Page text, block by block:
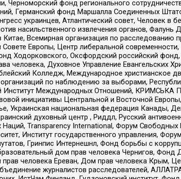
фонд регионального
Германский фонд Маршалла Соединенных
украинцев, Атлантический совет, Человек в
насильственного извлечения органов, Фалунь
Всемирная организация по расследованию
Европы, Центр либеральной
Ходорковского, Оксфордский российский
Духовное Управление Евангельских
Колледж, Международное христианское
по наблюдению за выборами,
Институт Международных Отношений,
инициативы Центральной и Восточной
Украинская национальная федерация Канады,
духовный центр , Риддл, Русский
Transparеncy International, Форум Свободных
Институт государственного управления,
Гринпис Интернешнл, Фонд борьбы с
дом прав человека Чернигов, Фонд
человека Ереван, Дом прав человека Крым,
журналистов расследователей,